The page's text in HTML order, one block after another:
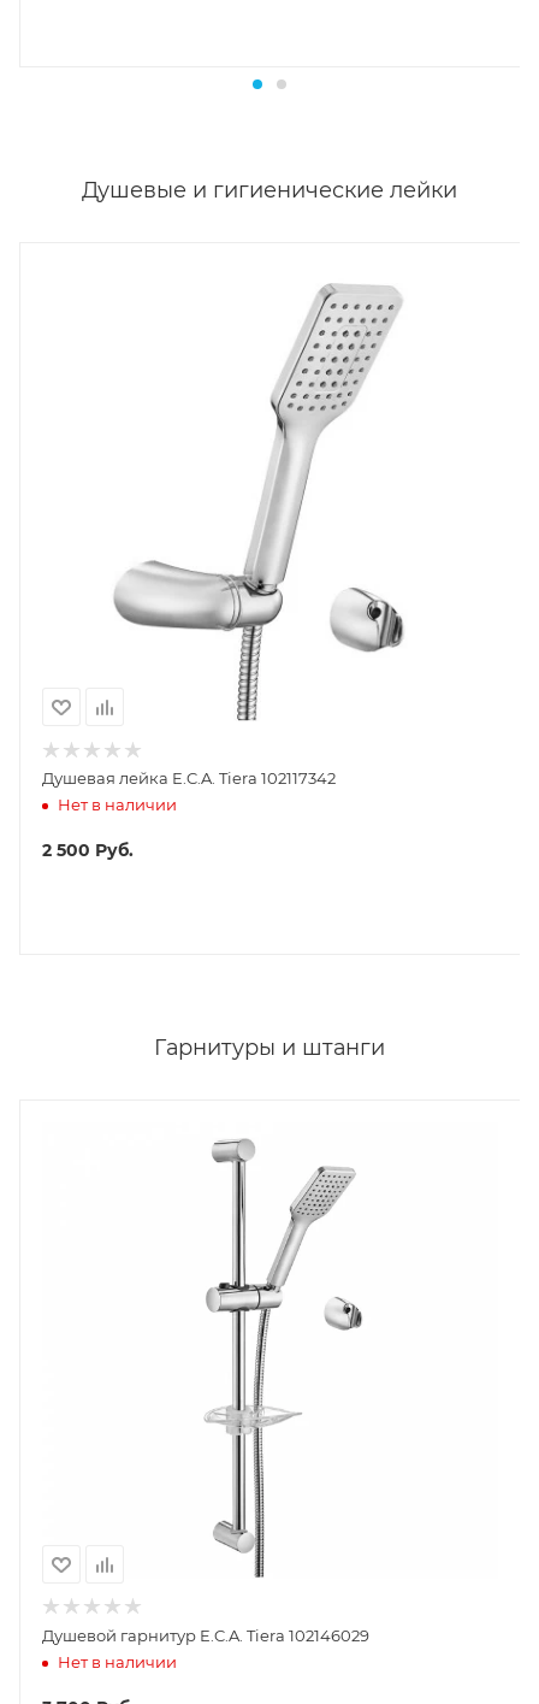
Душевые и гигиенические лейки
Душевая лейка E.C.A. Tiera 102117342
Нет в наличии
2 500 Руб.
Гарнитуры и штанги
Душевой гарнитур E.C.A. Tiera 102146029
Нет в наличии